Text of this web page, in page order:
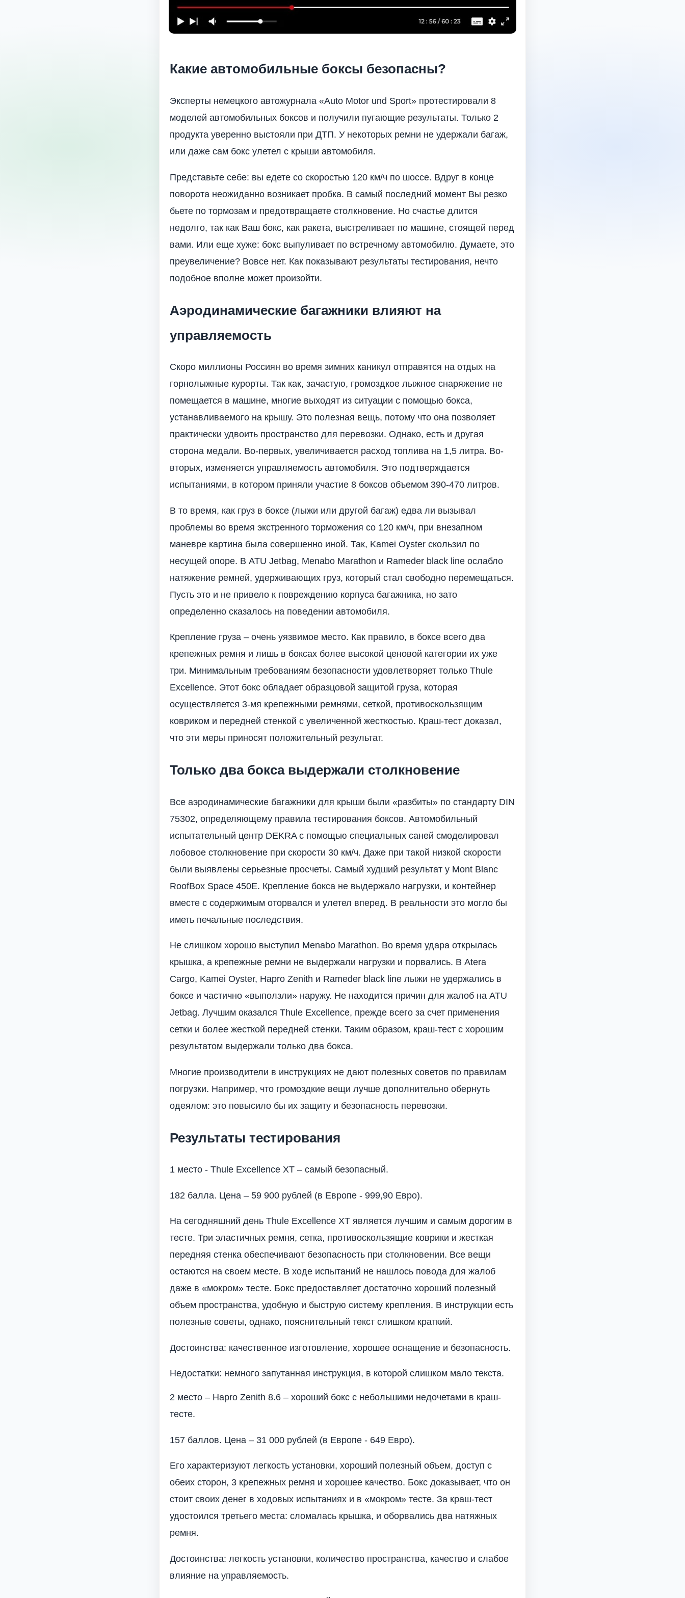
Какие автомобильные боксы безопасны?
Эксперты немецкого автожурнала «Auto Motor und Sport» протестировали 8
моделей автомобильных боксов и получили пугающие результаты. Только 2
продукта уверенно выстояли при ДТП. У некоторых ремни не удержали багаж,
или даже сам бокс улетел с крыши автомобиля.
Представьте себе: вы едете со скоростью 120 км/ч по шоссе. Вдруг в конце
поворота неожиданно возникает пробка. В самый последний момент Вы резко
бьете по тормозам и предотвращаете столкновение. Но счастье длится
недолго, так как Ваш бокс, как ракета, выстреливает по машине, стоящей перед
вами. Или еще хуже: бокс выпуливает по встречному автомобилю. Думаете, это
преувеличение? Вовсе нет. Как показывают результаты тестирования, нечто
подобное вполне может произойти.
Аэродинамические багажники влияют на
управляемость
Скоро миллионы Россиян во время зимних каникул отправятся на отдых на
горнолыжные курорты. Так как, зачастую, громоздкое лыжное снаряжение не
помещается в машине, многие выходят из ситуации с помощью бокса,
устанавливаемого на крышу. Это полезная вещь, потому что она позволяет
практически удвоить пространство для перевозки. Однако, есть и другая
сторона медали. Во-первых, увеличивается расход топлива на 1,5 литра. Во-
вторых, изменяется управляемость автомобиля. Это подтверждается
испытаниями, в котором приняли участие 8 боксов объемом 390-470 литров.
В то время, как груз в боксе (лыжи или другой багаж) едва ли вызывал
проблемы во время экстренного торможения со 120 км/ч, при внезапном
маневре картина была совершенно иной. Так, Kamei Oyster скользил по
несущей опоре. В ATU Jetbag, Menabo Marathon и Rameder black line ослабло
натяжение ремней, удерживающих груз, который стал свободно перемещаться.
Пусть это и не привело к повреждению корпуса багажника, но зато
определенно сказалось на поведении автомобиля.
Крепление груза – очень уязвимое место. Как правило, в боксе всего два
крепежных ремня и лишь в боксах более высокой ценовой категории их уже
три. Минимальным требованиям безопасности удовлетворяет только Thule
Excellence. Этот бокс обладает образцовой защитой груза, которая
осуществляется 3-мя крепежными ремнями, сеткой, противоскользящим
ковриком и передней стенкой с увеличенной жесткостью. Краш-тест доказал,
что эти меры приносят положительный результат.
Только два бокса выдержали столкновение
Все аэродинамические багажники для крыши были «разбиты» по стандарту DIN
75302, определяющему правила тестирования боксов. Автомобильный
испытательный центр DEKRA с помощью специальных саней смоделировал
лобовое столкновение при скорости 30 км/ч. Даже при такой низкой скорости
были выявлены серьезные просчеты. Самый худший результат у Mont Blanc
RoofBox Space 450E. Крепление бокса не выдержало нагрузки, и контейнер
вместе с содержимым оторвался и улетел вперед. В реальности это могло бы
иметь печальные последствия.
Не слишком хорошо выступил Menabo Marathon. Во время удара открылась
крышка, а крепежные ремни не выдержали нагрузки и порвались. В Atera
Cargo, Kamei Oyster, Hapro Zenith и Rameder black line лыжи не удержались в
боксе и частично «выползли» наружу. Не находится причин для жалоб на ATU
Jetbag. Лучшим оказался Thule Excellence, прежде всего за счет применения
сетки и более жесткой передней стенки. Таким образом, краш-тест с хорошим
результатом выдержали только два бокса.
Многие производители в инструкциях не дают полезных советов по правилам
погрузки. Например, что громоздкие вещи лучше дополнительно обернуть
одеялом: это повысило бы их защиту и безопасность перевозки.
Результаты тестирования
1 место - Thule Excellence XT – самый безопасный.
182 балла. Цена – 59 900 рублей (в Европе - 999,90 Евро).
На сегодняшний день Thule Excellence XT является лучшим и самым дорогим в
тесте. Три эластичных ремня, сетка, противоскользящие коврики и жесткая
передняя стенка обеспечивают безопасность при столкновении. Все вещи
остаются на своем месте. В ходе испытаний не нашлось повода для жалоб
даже в «мокром» тесте. Бокс предоставляет достаточно хороший полезный
объем пространства, удобную и быструю систему крепления. В инструкции есть
полезные советы, однако, пояснительный текст слишком краткий.
Достоинства: качественное изготовление, хорошее оснащение и безопасность.
Недостатки: немного запутанная инструкция, в которой слишком мало текста.
2 место – Hapro Zenith 8.6 – хороший бокс с небольшими недочетами в краш-
тесте.
157 баллов. Цена – 31 000 рублей (в Европе - 649 Евро).
Его характеризуют легкость установки, хороший полезный объем, доступ с
обеих сторон, 3 крепежных ремня и хорошее качество. Бокс доказывает, что он
стоит своих денег в ходовых испытаниях и в «мокром» тесте. За краш-тест
удостоился третьего места: сломалась крышка, и оборвались два натяжных
ремня.
Достоинства: легкость установки, количество пространства, качество и слабое
влияние на управляемость.